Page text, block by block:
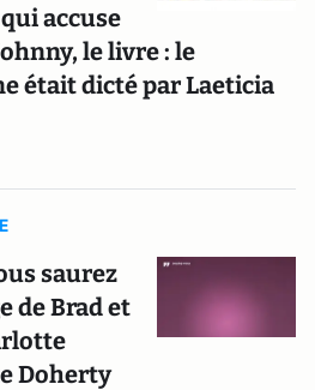
accuse
le livre : le
était dicté par Laeticia
saurez
de Brad et
Doherty